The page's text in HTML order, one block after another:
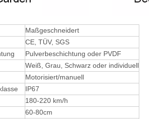
Maßgeschneidert
CE, TÜV, SGS
Pulverbeschichtung oder PVDF
Weiß, Grau, Schwarz oder individuell
Motorisiert/manuell
IP67
180-220 km/h
60-80cm